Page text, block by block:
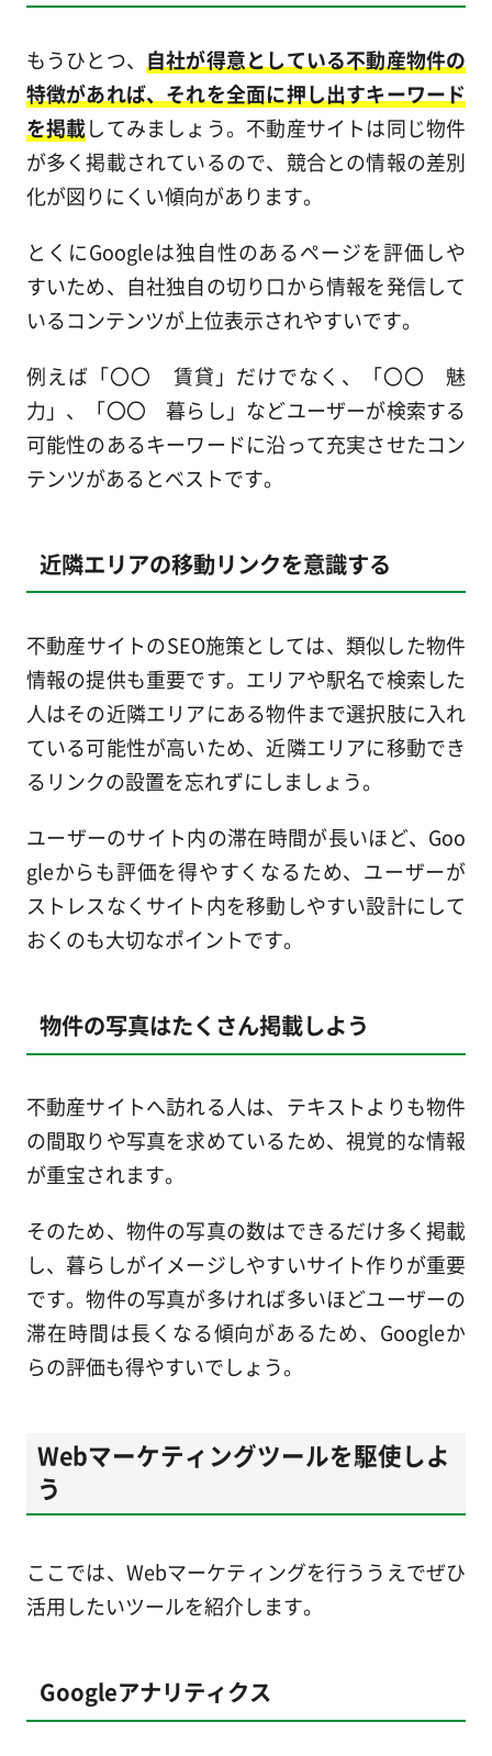
もうひとつ、 自社が得意としている不動産物件の
特徴があれば、それを全面に押し出すキーワード
を掲載してみましょう。不動産サイトは同じ物件
が多く掲載されているので、競合との情報の差別
化が図りにくい傾向があります。
とくにGoogleは独自性のあるページを評価しや
すいため、自社独自の切り口から情報を発信して
いるコンテンツが上位表示されやすいです。
例えば「〇〇 賃貸」だけでなく、「〇〇 魅
力」、「〇〇 暮らし」などユーザーが検索する
可能性のあるキーワードに沿って充実させたコン
テンツがあるとベストです。
近隣エリアの移動リンクを意識する
不動産サイトのSEO施策としては、類似した物件
情報の提供も重要です。エリアや駅名で検索した
人はその近隣エリアにある物件まで選択肢に入れ
ている可能性が高いため、近隣エリアに移動でき
るリンクの設置を忘れずにしましょう。
ユーザーのサイト内の滞在時間が長いほど、Goo
gleからも評価を得やすくなるため、ユーザーが
ストレスなくサイト内を移動しやすい設計にして
おくのも大切なポイントです。
物件の写真はたくさん掲載しよう
不動産サイトへ訪れる人は、テキストよりも物件
の間取りや写真を求めているため、視覚的な情報
が重宝されます。
そのため、物件の写真の数はできるだけ多く掲載
し、暮らしがイメージしやすいサイト作りが重要
です。物件の写真が多ければ多いほどユーザーの
滞在時間は長くなる傾向があるため、Googleか
らの評価も得やすいでしょう。
Webマーケティングツールを駆使しよ
う
ここでは、Webマーケティングを行ううえでぜひ
活用したいツールを紹介します。
Googleアナリティクス